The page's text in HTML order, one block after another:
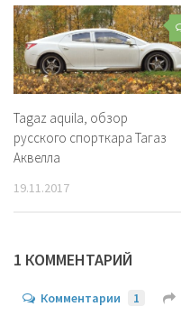
Tagaz aquila, обзор
русского спорткара Тагаз
Аквелла
19.11.2017
1 КОММЕНТАРИЙ
Комментарии 1